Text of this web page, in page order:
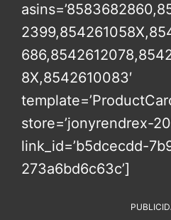
8X,8542610083′
store=’jonyrendrex-
link_id=’b5dcecdd-
273a6bd6c63c’]